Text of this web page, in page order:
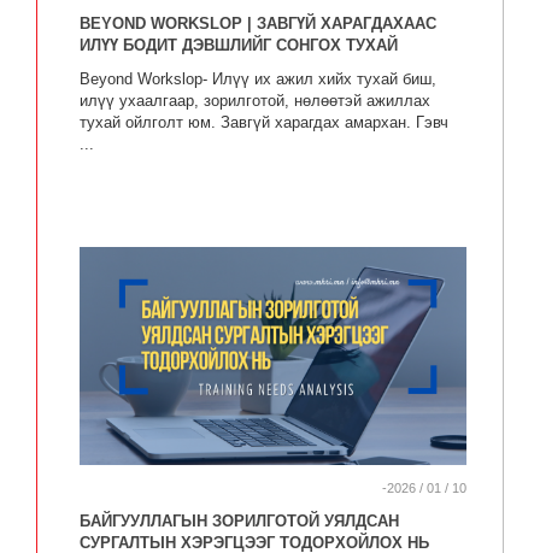
BEYOND WORKSLOP | ЗАВГҮЙ ХАРАГДАХААС
ИЛҮҮ БОДИТ ДЭВШЛИЙГ СОНГОХ ТУХАЙ
Beyond Workslop- Илүү их ажил хийх тухай биш,
илүү ухаалгаар, зорилготой, нөлөөтэй ажиллах
тухай ойлголт юм. Завгүй харагдах амархан. Гэвч
-2026 / 01 / 10
БАЙГУУЛЛАГЫН ЗОРИЛГОТОЙ УЯЛДСАН
СУРГАЛТЫН ХЭРЭГЦЭЭГ ТОДОРХОЙЛОХ НЬ